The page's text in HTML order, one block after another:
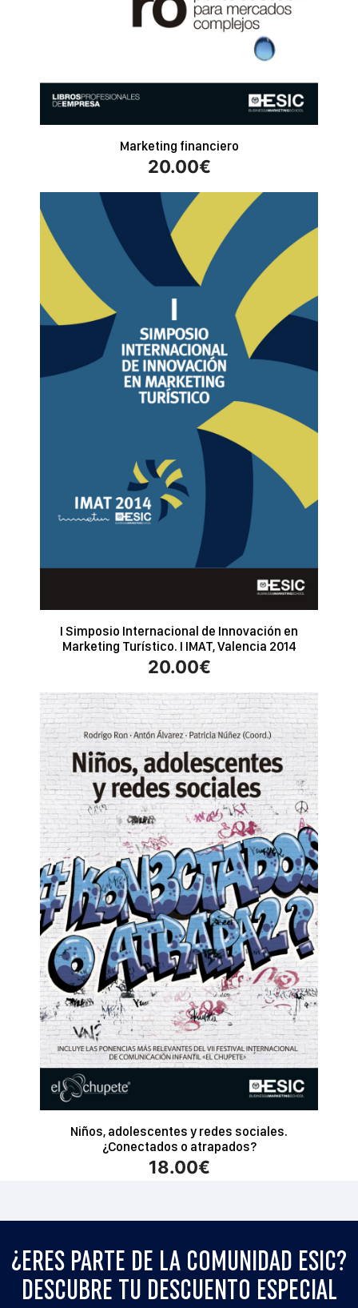
Marketing financiero
20.00€
I Simposio Internacional de Innovación en
Marketing Turístico. I IMAT, Valencia 2014
20.00€
Niños, adolescentes y redes sociales.
¿Conectados o atrapados?
18.00€
¿ERES PARTE DE LA COMUNIDAD ESIC?
DESCUBRE TU DESCUENTO ESPECIAL